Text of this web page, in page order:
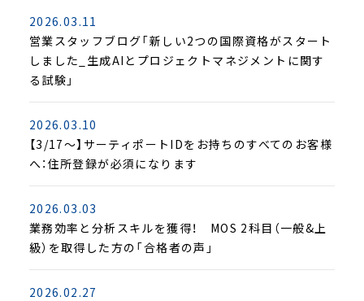
2026.03.11
営業スタッフブログ「新しい2つの国際資格がスタート
しました_生成AIとプロジェクトマネジメントに関す
る試験」
2026.03.10
【3/17～】サーティポートIDをお持ちのすべてのお客様
へ：住所登録が必須になります
2026.03.03
業務効率と分析スキルを獲得！ MOS 2科目（一般&上
級）を取得した方の「合格者の声」
2026.02.27